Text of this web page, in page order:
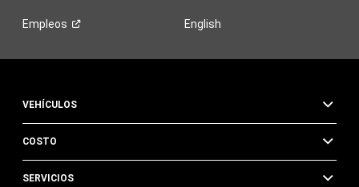
Empleos English
VEHÍCULOS
COSTO
SERVICIOS